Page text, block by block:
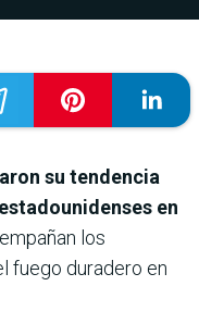
su tendencia
en
los
fuego duradero en